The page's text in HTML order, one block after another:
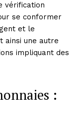
vérification
se conformer
et le
ainsi une autre
impliquant des
: